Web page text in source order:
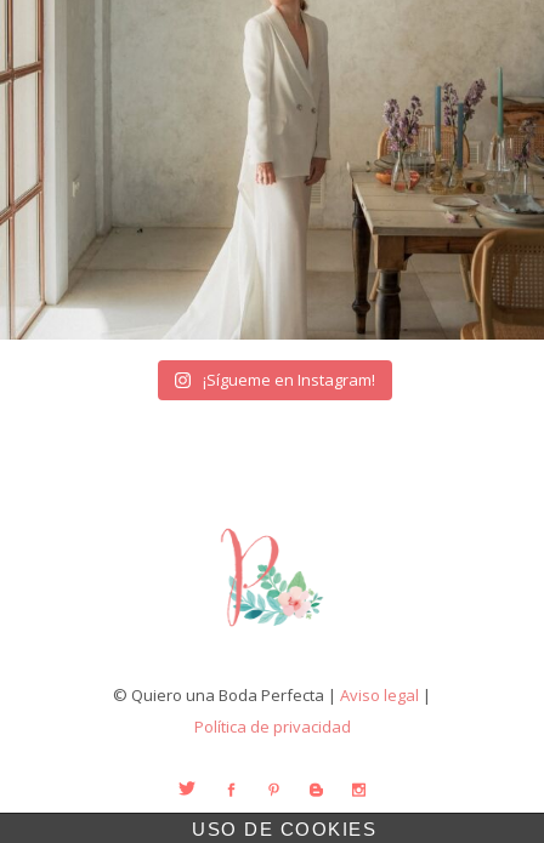
¡Sígueme en Instagram!
© Quiero una Boda Perfecta | Aviso legal |
Política de privacidad
USO DE COOKIES